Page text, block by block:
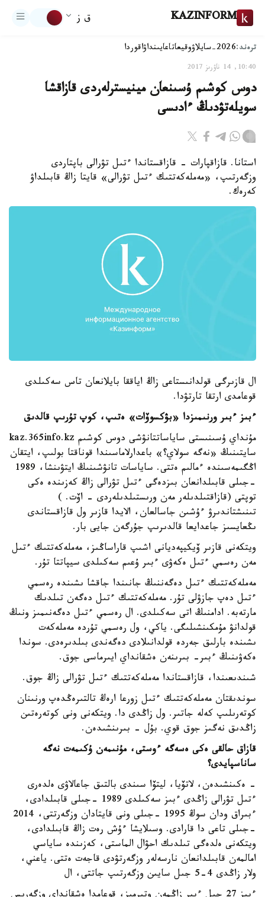
KAZINFORM ق ز
ترەند:2026-سايلاۋ وقيعاتاعايىنداۋاقوردا
10:40, 14 ناۋرىز 2017
دوس كوشىم ۇسىنعان مينيسترلەردى قازاقشا
سويلەتۋدىڭ ءادىسى
استانا. قازاقپارات - قازاقستاندا ءتىل تۋرالى باپتاردى
وزگەرتىپ، «مەملەكەتتىك ءتىل تۋرالى» قايتا زاڭ قابىلداۋ
كەرەك.
ال قازىرگى قولدانىستاعى زاڭ اياققا بايلانعان تاس سەكىلدى
قوعامدى ارتقا تارتۋدا.
ءبىز ءبىر ورنىمىزدا «بۋكسوۆات» ەتىپ، كوپ تۇرىپ قالدىق
مۇنداي ۇسىنىستى ساياساتتانۋشى دوس كوشىم kaz.365info.kz
سايتىنىڭ «نەگە سولاي؟» باعدارلاماسىندا قوناقتا بولىپ، ايتقان
اڭگىمەسىندە ءمالىم ەتتى. ساياسات تانۋشىنىڭ ايتۋىنشا، 1989
-جىلى قابىلدانعان بىزدەگى ءتىل تۋرالى زاڭ كەزىندە ەكى
توپتى (قازاقتىلدىلەر مەن ورىستىلدىلەردى - اۆت. )
تىنىشتاندىرۋ ءۇشىن جاسالعان، الايدا قازىر ول قازاقستاندى
ىڭعايسىز جاعدايعا قالدىرىپ جۇرگەن جايى بار.
ويتكەنى قازىر ۆيكيپەديانى اشىپ قاراساڭىز، مەملەكەتتىك ءتىل
مەن رەسمي ءتىل ەكەۋى ءبىر ۇعىم سەكىلدى سيپاتتا تۇر.
مەملەكەتتىك ءتىل دەگەننىڭ جانىندا جاقشا ىشىندە رەسمي
ءتىل دەپ جازۋلى تۇر. مەملەكەتتىك ءتىل دەگەن تىلدىك
مارتەبە. ادامنىڭ اتى سەكىلدى. ال رەسمي ءتىل دەگەنىمىز ونىڭ
قولدانۋ مۇمكىنشىلىگى. ياكي، ول رەسمي تۇردە مەملەكەت
ىشىندە بارلىق جەردە قولدانىلادى دەگەندى بىلدىرەدى. سوندا
ەكەۋىنىڭ ءبىر- بىرىنەن ەشقانداي ايىرماسى جوق.
شىندىعىندا، قازاقستاندا مەملەكەتتىك ءتىل تۋرالى زاڭ جوق.
سوندىقتان مەملەكەتتىك ءتىل زورعا ارەڭ تالتىرەڭدەپ ورنىنان
كوتەرىلىپ كەلە جاتىر. ول زاڭدى دا. ويتكەنى ونى كوتەرەتىن
زاڭدىق نەگىز جوق قوي. بۇل - بىرىنشىدەن.
قازاق حالقى ەكى ەسەگە ءوستى، مۇنىمەن ۇكىمەت نەگە
ساناسپايدى؟
- ەكىنشىدەن، لاتۆيا، ليتۆا سىندى بالتىق جاعالاۋى ەلدەرى
ءتىل تۋرالى زاڭدى ءبىز سەكىلدى 1989 -جىلى قابىلدادى،
ءبىراق ودان سوڭ 1995 -جىلى ونى قايتادان وزگەرتتى، 2014
-جىلى تاعى دا قارادى. وسىلايشا ءۇش رەت زاڭ قابىلدادى،
ويتكەنى ەلدەگى تىلدىك احۋال الماستى، كەزىندە ساياسي
امالمەن قابىلدانعان نارسەلەر وزگەرتۋدى قاجەت ەتتى. ياعني،
ولار زاڭدى 4-5 جىل سايىن وزگەرتىپ جاتتى، ال